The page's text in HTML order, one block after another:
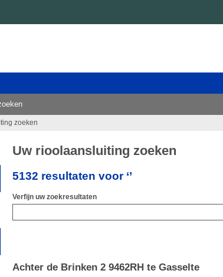
zoeken
Uw rioolaansluiting zoeken
5132 resultaten voor ‘’
Verfijn uw zoekresultaten
Achter de Brinken 2 9462RH te Gasselte